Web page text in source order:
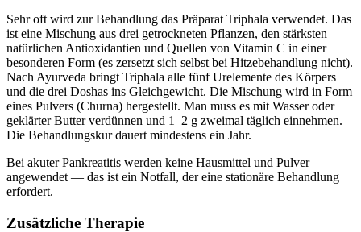
Sehr oft wird zur Behandlung das Präparat Triphala verwendet. Das
ist eine Mischung aus drei getrockneten Pflanzen, den stärksten
natürlichen Antioxidantien und Quellen von Vitamin C in einer
besonderen Form (es zersetzt sich selbst bei Hitzebehandlung nicht).
Nach Ayurveda bringt Triphala alle fünf Urelemente des Körpers
und die drei Doshas ins Gleichgewicht. Die Mischung wird in Form
eines Pulvers (Churna) hergestellt. Man muss es mit Wasser oder
geklärter Butter verdünnen und 1–2 g zweimal täglich einnehmen.
Die Behandlungskur dauert mindestens ein Jahr.
Bei akuter Pankreatitis werden keine Hausmittel und Pulver
angewendet — das ist ein Notfall, der eine stationäre Behandlung
erfordert.
Zusätzliche Therapie